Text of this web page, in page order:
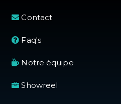
Contact
Faq's
Notre équipe
Showreel